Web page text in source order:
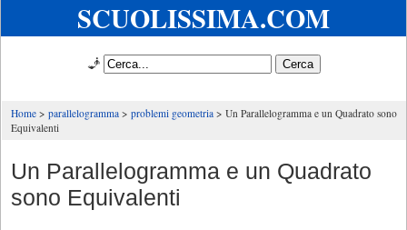
SCUOLISSIMA.COM
🧞
Home parallelogramma problemi geometria
Un Parallelogramma e un Quadrato sono
Equivalenti
Un Parallelogramma e un Quadrato
sono Equivalenti